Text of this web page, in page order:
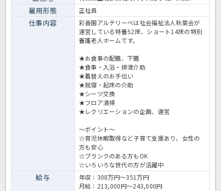
雇用形態 正社員
仕事内容
彩香園アルテリーベは社会福祉法人秋葉会が
運営している特養52床、ショート14床の特別
養護老人ホームです。
★お食事の配膳、下膳
★食事・入浴・排泄介助
★着替えのお手伝い
★就寝・起床の介助
★シーツ交換
★フロア清掃
★レクリエーションの企画、運営
～ポイント～
☆育児休暇取得など子育て支援あり、女性の
方も安心
☆ブランクのある方もOK
☆いろいろな世代の方が活躍中
給与
年収：308万円～351万円
月給：213,000円～243,000円